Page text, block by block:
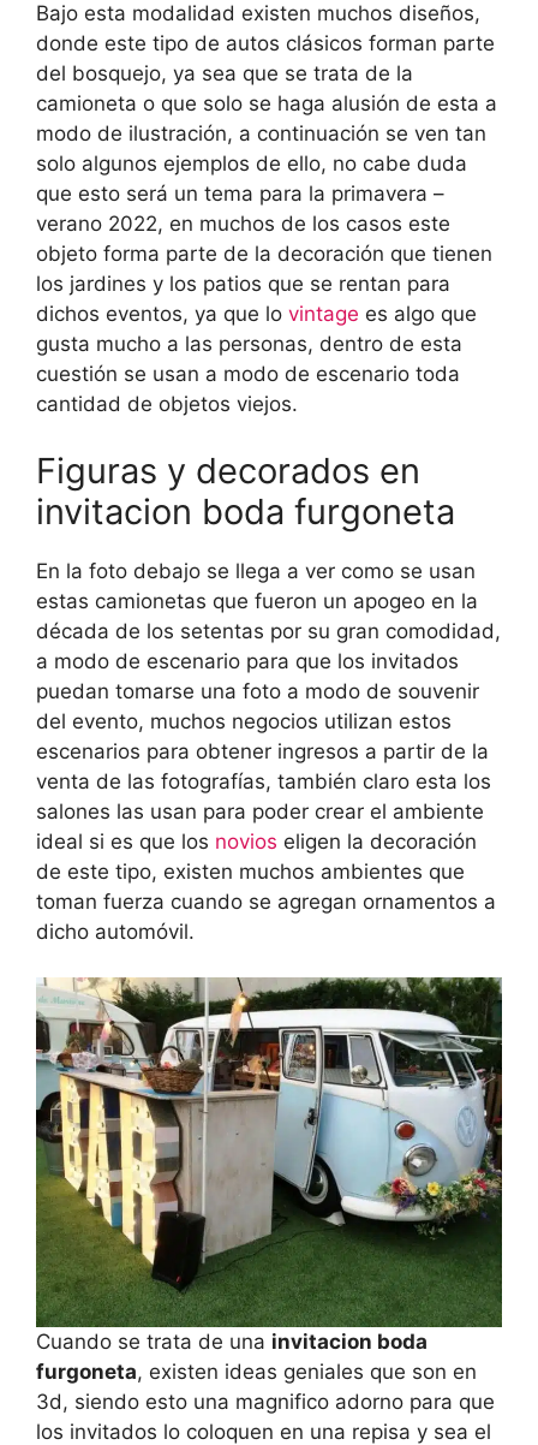
Bajo esta modalidad existen muchos diseños,
donde este tipo de autos clásicos forman parte
del bosquejo, ya sea que se trata de la
camioneta o que solo se haga alusión de esta a
modo de ilustración, a continuación se ven tan
solo algunos ejemplos de ello, no cabe duda
que esto será un tema para la primavera –
verano 2022, en muchos de los casos este
objeto forma parte de la decoración que tienen
los jardines y los patios que se rentan para
dichos eventos, ya que lo vintage es algo que
gusta mucho a las personas, dentro de esta
cuestión se usan a modo de escenario toda
cantidad de objetos viejos.
Figuras y decorados en
invitacion boda furgoneta
En la foto debajo se llega a ver como se usan
estas camionetas que fueron un apogeo en la
década de los setentas por su gran comodidad,
a modo de escenario para que los invitados
puedan tomarse una foto a modo de souvenir
del evento, muchos negocios utilizan estos
escenarios para obtener ingresos a partir de la
venta de las fotografías, también claro esta los
salones las usan para poder crear el ambiente
ideal si es que los novios eligen la decoración
de este tipo, existen muchos ambientes que
toman fuerza cuando se agregan ornamentos a
dicho automóvil.
Cuando se trata de una invitacion boda
furgoneta, existen ideas geniales que son en
3d, siendo esto una magnifico adorno para que
los invitados lo coloquen en una repisa y sea el